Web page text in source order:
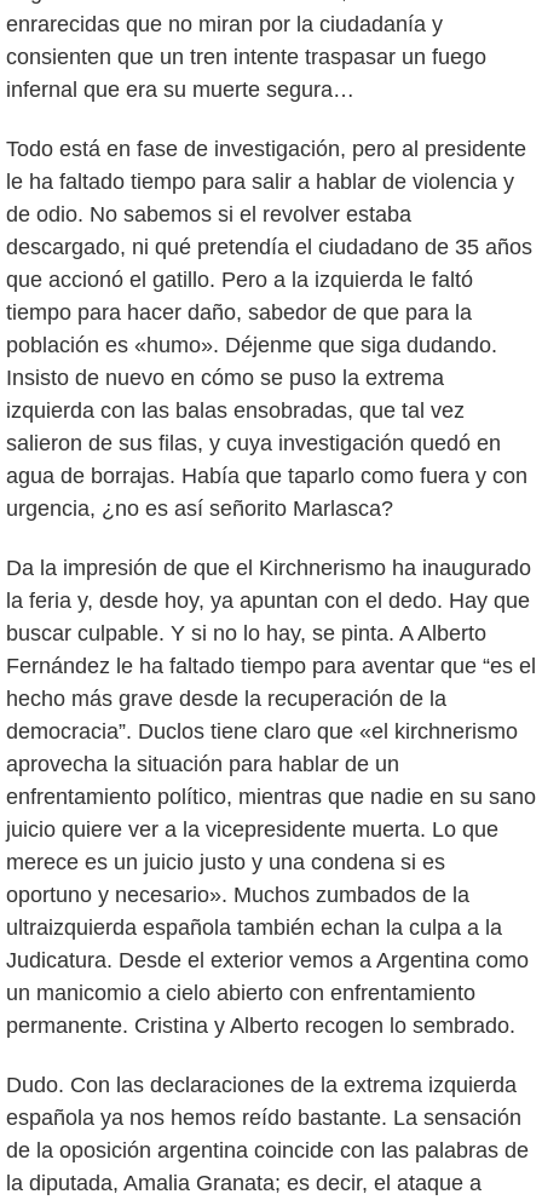
enrarecidas que no miran por la ciudadanía y
consienten que un tren intente traspasar un fuego
infernal que era su muerte segura…
Todo está en fase de investigación, pero al presidente
le ha faltado tiempo para salir a hablar de violencia y
de odio. No sabemos si el revolver estaba
descargado, ni qué pretendía el ciudadano de 35 años
que accionó el gatillo. Pero a la izquierda le faltó
tiempo para hacer daño, sabedor de que para la
población es «humo». Déjenme que siga dudando.
Insisto de nuevo en cómo se puso la extrema
izquierda con las balas ensobradas, que tal vez
salieron de sus filas, y cuya investigación quedó en
agua de borrajas. Había que taparlo como fuera y con
urgencia, ¿no es así señorito Marlasca?
Da la impresión de que el Kirchnerismo ha inaugurado
la feria y, desde hoy, ya apuntan con el dedo. Hay que
buscar culpable. Y si no lo hay, se pinta. A Alberto
Fernández le ha faltado tiempo para aventar que “es el
hecho más grave desde la recuperación de la
democracia”. Duclos tiene claro que «el kirchnerismo
aprovecha la situación para hablar de un
enfrentamiento político, mientras que nadie en su sano
juicio quiere ver a la vicepresidente muerta. Lo que
merece es un juicio justo y una condena si es
oportuno y necesario». Muchos zumbados de la
ultraizquierda española también echan la culpa a la
Judicatura. Desde el exterior vemos a Argentina como
un manicomio a cielo abierto con enfrentamiento
permanente. Cristina y Alberto recogen lo sembrado.
Dudo. Con las declaraciones de la extrema izquierda
española ya nos hemos reído bastante. La sensación
de la oposición argentina coincide con las palabras de
la diputada, Amalia Granata; es decir, el ataque a